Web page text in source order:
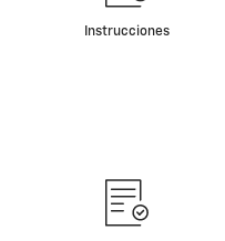
Instrucciones